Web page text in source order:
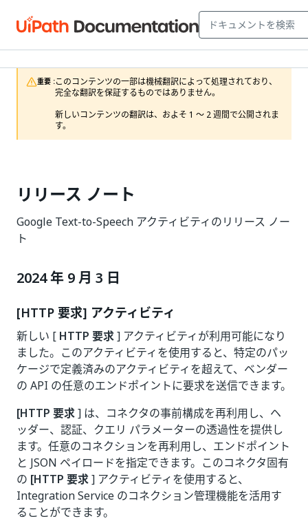
重要 :このコンテンツの一部は機械翻訳によって処理されており、
完全な翻訳を保証するものではありません。
新しいコンテンツの翻訳は、およそ 1 ～ 2 週間で公開されま
す。
リリース ノート
Google Text-to-Speech アクティビティのリリース ノー
ト
2024 年 9 月 3 日
[HTTP 要求] アクティビティ
新しい [ HTTP 要求] アクティビティが利用可能になり
ました。このアクティビティを使用すると、特定のパッ
ケージで定義済みのアクティビティを超えて、ベンダー
の API の任意のエンドポイントに要求を送信できます。
[HTTP 要求] は、コネクタの事前構成を再利用し、ヘ
ッダー、認証、クエリ パラメーターの透過性を提供し
ます。任意のコネクションを再利用し、エンドポイント
と JSON ペイロードを指定できます。このコネクタ固有
の [HTTP 要求] アクティビティを使用すると、
Integration Service のコネクション管理機能を活用す
ることができます。